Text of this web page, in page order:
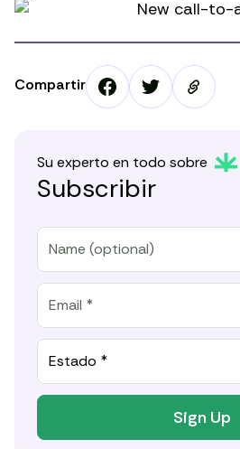
Compartir
Su experto en todo sobre
Subscribir
Estado *
Sign Up